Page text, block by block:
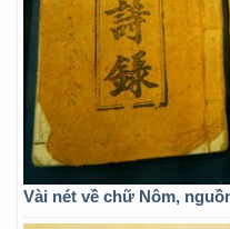
Vài nét về chữ Nôm,